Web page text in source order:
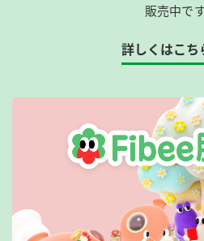
販売中です
詳しくはこち